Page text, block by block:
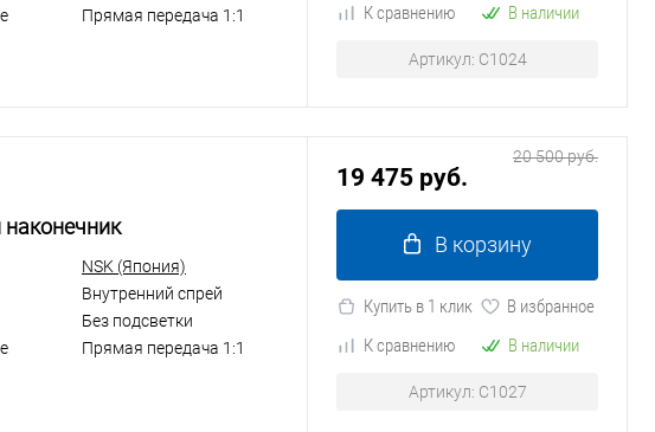
Прямая передача 1:1
К сравнению
В наличии
Артикул: C1024
NSK (Япония)
Внутренний спрей
Без подсветки
Прямая передача 1:1
19 475 руб.
20 500 руб.
В корзину
Купить в 1 клик
В избранное
К сравнению
В наличии
Артикул: C1027